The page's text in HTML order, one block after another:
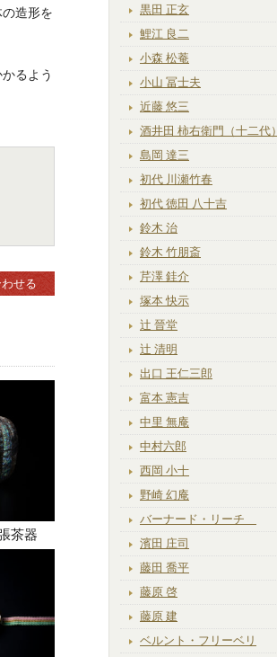
造形を
るよう
せる
茶器
黒田 正玄
鯉江 良二
小森 松菴
小山 冨士夫
近藤 悠三
酒井田 柿右衛門（十二代）
島岡 達三
初代 川瀬竹春
初代 徳田 八十吉
鈴木 治
鈴木 竹朋斎
芹澤 銈介
塚本 快示
辻 晉堂
辻 清明
出口 王仁三郎
富本 憲吉
中里 無庵
中村六郎
西岡 小十
野崎 幻庵
バーナード・リーチ
濱田 庄司
藤田 喬平
藤原 啓
藤原 建
ベルント・フリーベリ